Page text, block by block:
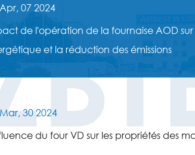
Apr, 07 2024
de l'opération de la fournaise AOD
et la réduction des émissions
Mar, 30 2024
du four VD sur les propriétés des